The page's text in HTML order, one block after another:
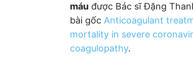
máu được Bác sĩ Đặng
bài gốc Anticoagulant
mortality in severe
coagulopathy.